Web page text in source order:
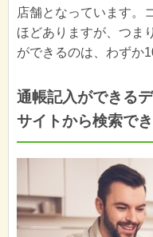
店舗となっています。
ほどありますが、つま
ができるのは、わずか
通帳記入ができる
サイトから検索で